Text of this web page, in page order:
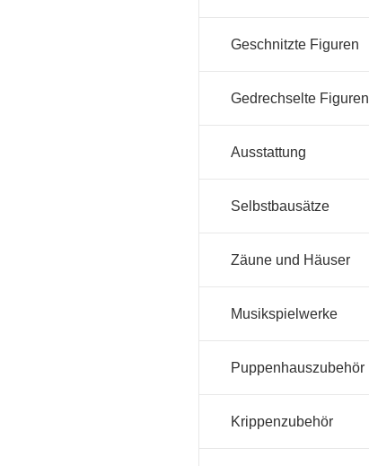
Geschnitzte Figuren
Gedrechselte Figuren
Ausstattung
Selbstbausätze
Zäune und Häuser
Musikspielwerke
Puppenhauszubehör
Krippenzubehör